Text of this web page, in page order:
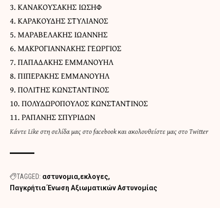
3. ΚΑΝΑΚΟΥΣΑΚΗΣ ΙΩΣΗΦ
4. ΚΑΡΑΚΟΥΔΗΣ ΣΤΥΛΙΑΝΟΣ
5. ΜΑΡΑΒΕΛΑΚΗΣ ΙΩΑΝΝΗΣ
6. ΜΑΚΡΟΓΙΑΝΝΑΚΗΣ ΓΕΩΡΓΙΟΣ
7. ΠΑΠΑΔΑΚΗΣ ΕΜΜΑΝΟΥΗΛ
8. ΠΙΠΕΡΑΚΗΣ ΕΜΜΑΝΟΥΗΛ
9. ΠΟΛΙΤΗΣ ΚΩΝΣΤΑΝΤΙΝΟΣ
10. ΠΟΛΥΔΩΡΟΠΟΥΛΟΣ ΚΩΝΣΤΑΝΤΙΝΟΣ
11. ΡΑΠΑΝΗΣ ΣΠΥΡΙΔΩΝ
ΚάντεLike στη σελίδα μας στο facebookκαιακολουθείστε μας στο Twitter
TAGGED: αστυνομια εκλογες
Παγκρήτια Ένωση Αξιωματικών Αστυνομίας